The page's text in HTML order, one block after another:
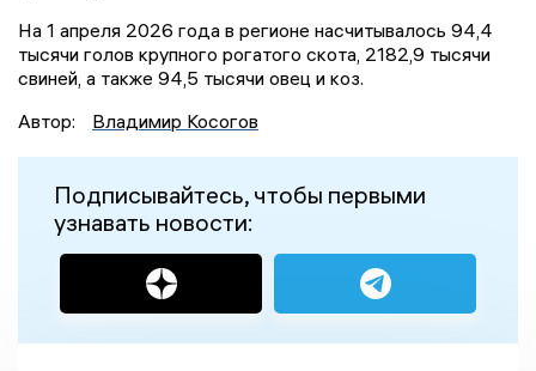
На 1 апреля 2026 года в регионе насчитывалось 94,4
тысячи голов крупного рогатого скота, 2182,9 тысячи
свиней, а также 94,5 тысячи овец и коз.
Автор:
Владимир Косогов
Подписывайтесь, чтобы первыми
узнавать новости: